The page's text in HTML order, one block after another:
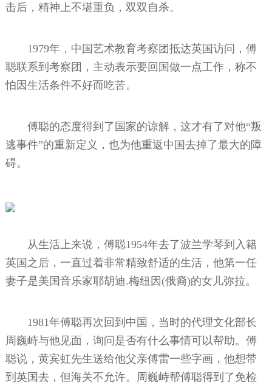
击后，精神上不堪重负，双双自杀。
1979年，中国艺术教育考察团抵达英国访问，傅
聪联系到考察团，主动表示要回国做一点工作，称不
怕因生活条件不好而吃苦。
傅聪的态度得到了国家的谅解，这才有了对他“叛
逃事件”的重新定义，也为他重返中国去掉了最大的障
碍。
从生活上来说，傅聪1954年去了波兰学琴到入籍
英国之后，一直过着非常精致舒适的生活，他第一任
妻子是美国音乐家耶胡迪.梅纽因(俄裔)的女儿弥拉。
1981年傅聪再次回到中国，当时的代理文化部长
周巍峙与他见面，询问是否有什么事情可以帮助。傅
聪说，黄宾虹先生送给他父亲傅雷一些字画，他想带
到英国去，但海关不允许。周巍峙帮傅聪得到了免检